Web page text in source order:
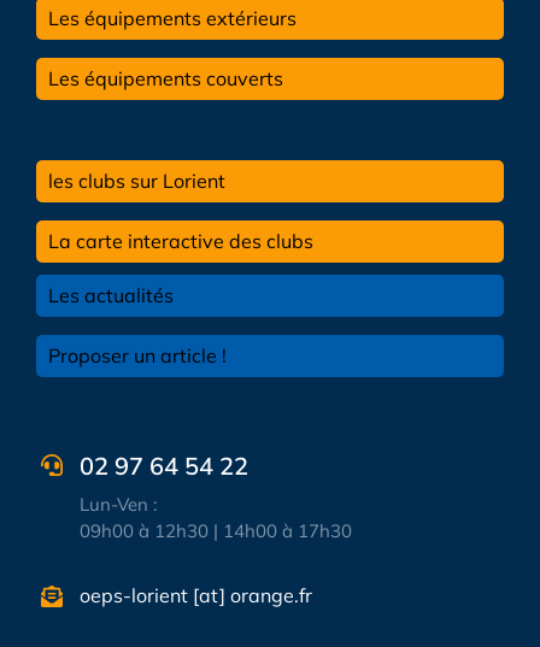
Les équipements extérieurs
Les équipements couverts
les clubs sur Lorient
La carte interactive des clubs
Les actualités
Proposer un article !
02 97 64 54 22
Lun-Ven :
09h00 à 12h30 | 14h00 à 17h30
oeps-lorient [at] orange.fr